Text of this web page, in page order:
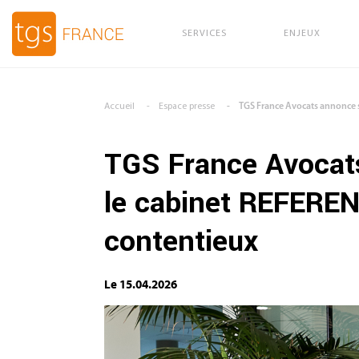
SERVICES ENJEUX
Accueil Espace presse TGS France Avocats
TGS France
le cabinet
contentieux
Le 15.04.2026